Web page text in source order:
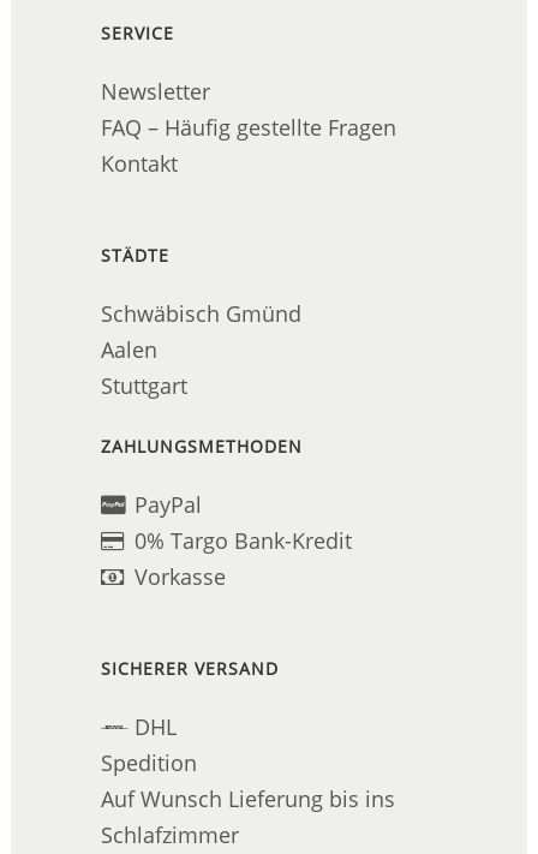
SERVICE
Newsletter
FAQ – Häufig gestellte Fragen
Kontakt
STÄDTE
Schwäbisch Gmünd
Aalen
Stuttgart
ZAHLUNGSMETHODEN
PayPal
0% Targo Bank-Kredit
Vorkasse
SICHERER VERSAND
DHL
Spedition
Auf Wunsch Lieferung bis ins
Schlafzimmer